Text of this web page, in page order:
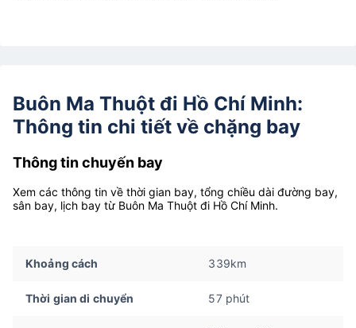
Buôn Ma Thuột đi Hồ Chí Minh:
Thông tin chi tiết về chặng bay
Thông tin chuyến bay
Xem các thông tin về thời gian bay, tổng chiều dài đường bay,
sân bay, lịch bay từ Buôn Ma Thuột đi Hồ Chí Minh.
Khoảng cách 339km
Thời gian di chuyển 57 phút